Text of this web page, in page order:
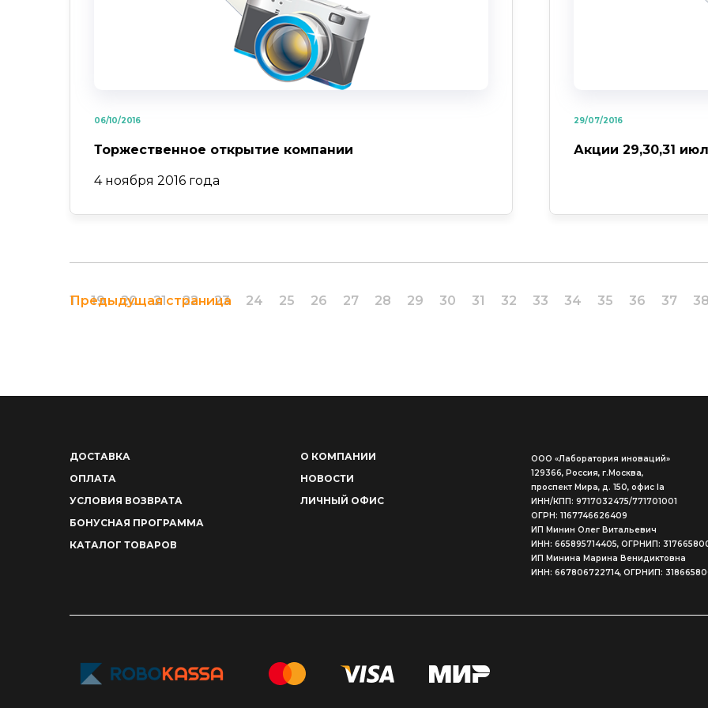
06/10/2016
Торжественное открытие компании
4 ноября 2016 года
29/07/2016
Акции 29,30,31
Предыдущая страница
1 19 20 21 22 23 24 25 26 27 28 29 30 31 32 33 34 35 36 37 38
ДОСТАВКА
ОПЛАТА
УСЛОВИЯ ВОЗВРАТА
БОНУСНАЯ ПРОГРАММА
КАТАЛОГ ТОВАРОВ
О КОМПАНИИ
НОВОСТИ
ЛИЧНЫЙ ОФИС
ООО «Лаборатория иноваций»
129366, Россия, г.Москва,
проспект Мира, д. 150, офис Ia
ИНН/КПП: 9717032475/771701001
ОГРН: 1167746626409
ИП Минин Олег Витальевич
ИНН: 665895714405, ОГРНИП:
ИП Минина Марина Венидиктовна
ИНН: 667806722714, ОГРНИП: